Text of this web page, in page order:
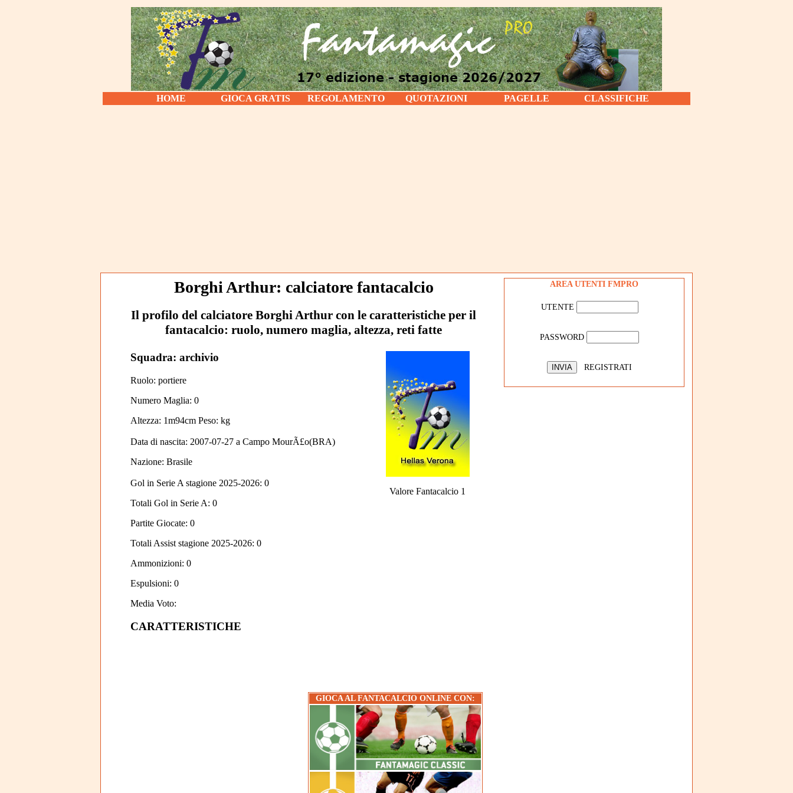
HOME GIOCA GRATIS REGOLAMENTO QUOTAZIONI PAGELLE CLASSIFICHE
Borghi Arthur: calciatore fantacalcio
Il profilo del calciatore Borghi Arthur con le caratteristiche per il
fantacalcio: ruolo, numero maglia, altezza, reti fatte
Squadra: archivio
Ruolo: portiere
Numero Maglia: 0
Altezza: 1m94cm Peso: kg
Data di nascita: 2007-07-27 a Campo MourÃ£o(BRA)
Nazione: Brasile
Gol in Serie A stagione 2025-2026: 0
Totali Gol in Serie A: 0
Partite Giocate: 0
Totali Assist stagione 2025-2026: 0
Ammonizioni: 0
Espulsioni: 0
Media Voto:
CARATTERISTICHE
Valore Fantacalcio 1
AREA UTENTI FMPRO
UTENTE
PASSWORD
REGISTRATI
GIOCA AL FANTACALCIO ONLINE CON: